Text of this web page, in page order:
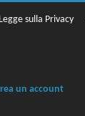
Legge sulla Privacy
un account